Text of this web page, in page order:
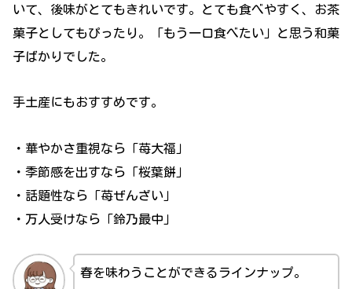
いて、後味がとてもきれいです。とても食べやすく、お茶
菓子としてもぴったり。「もう一口食べたい」と思う和菓
子ばかりでした。
手土産にもおすすめです。
・華やかさ重視なら「苺大福」
・季節感を出すなら「桜葉餅」
・話題性なら「苺ぜんざい」
・万人受けなら「鈴乃最中」
春を味わうことができるラインナップ。